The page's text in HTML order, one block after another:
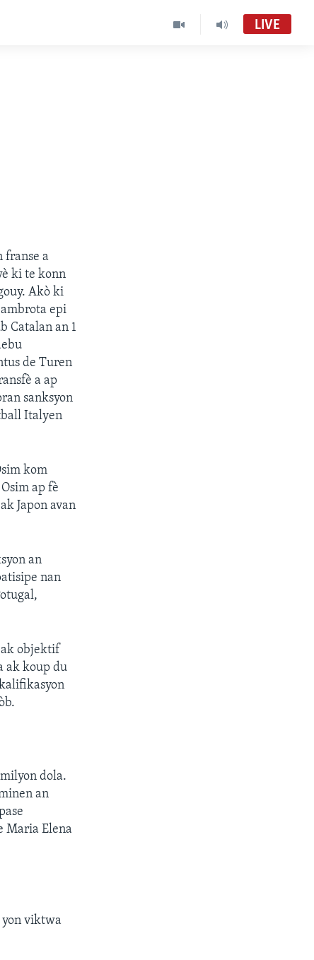
LIVE
franse a
ki te konn
Akò ki
epi
Catalan an 1
de Turen
a ap
sanksyon
Italyen
kom
ap fè
Japon avan
an
nan
ak objektif
ak koup du
dola.
an
Maria Elena
yon viktwa